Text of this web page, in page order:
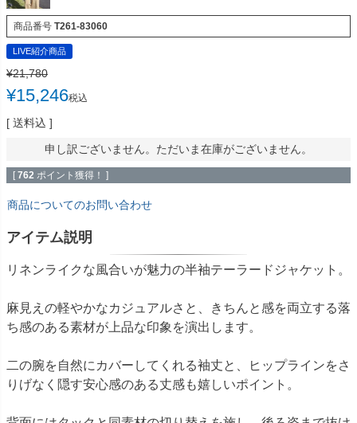
商品番号 T261-83060
LIVE紹介商品
¥21,780
¥15,246税込
送料込
申し訳ございません。ただいま在庫がございません。
[ 762 ポイント獲得！ ]
商品についてのお問い合わせ
アイテム説明
リネンライクな風合いが魅力の半袖テーラードジャケット。
麻見えの軽やかなカジュアルさと、きちんと感を両立する落
ち感のある素材が上品な印象を演出します。
二の腕を自然にカバーしてくれる袖丈と、ヒップラインをさ
りげなく隠す安心感のある丈感も嬉しいポイント。